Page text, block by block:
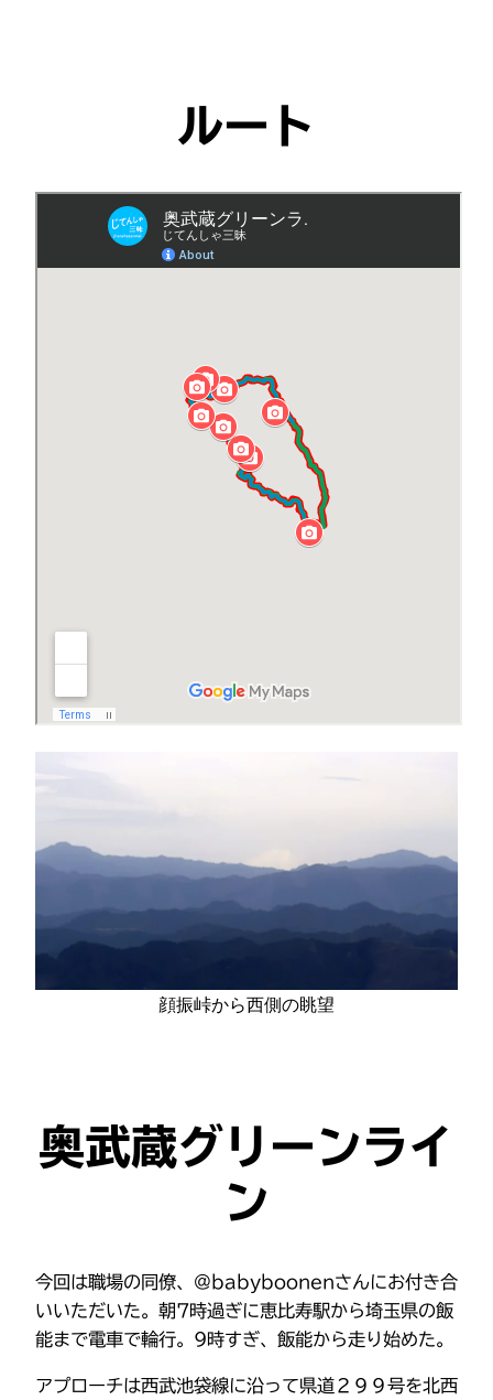
ルート
顔振峠から西側の眺望
奥武蔵グリーンライ
ン
今回は職場の同僚、@babyboonenさんにお付き合
いいただいた。朝7時過ぎに恵比寿駅から埼玉県の飯
能まで電車で輪行。9時すぎ、飯能から走り始めた。
アプローチは西武池袋線に沿って県道２９９号を北西